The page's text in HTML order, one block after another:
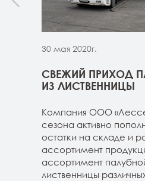
30 мая 2020г.
СВЕЖИЙ ПРИХОД
ИЗ ЛИСТВЕННИЦЫ
Компания ООО
сезона активно
остатки на складе и
ассортимент
ассортимент
лиственницы